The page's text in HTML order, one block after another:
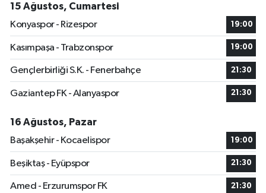
15 Ağustos, Cumartesi
Konyaspor - Rizespor
19:00
Kasımpaşa - Trabzonspor 19:00
Gençlerbirliği S.K. - Fenerbahçe 21:30
Gaziantep FK - Alanyaspor 21:30
16 Ağustos, Pazar
Başakşehir - Kocaelispor
19:00
Beşiktaş - Eyüpspor 21:30
Amed - Erzurumspor FK 21:30